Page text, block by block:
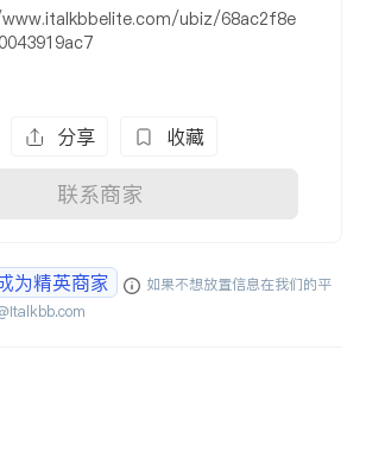
ubiz/68ac2f8e
分享 收藏
联系商家
为精英商家
如果不想放置信息在我们的平